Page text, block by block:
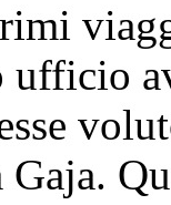
ufficio